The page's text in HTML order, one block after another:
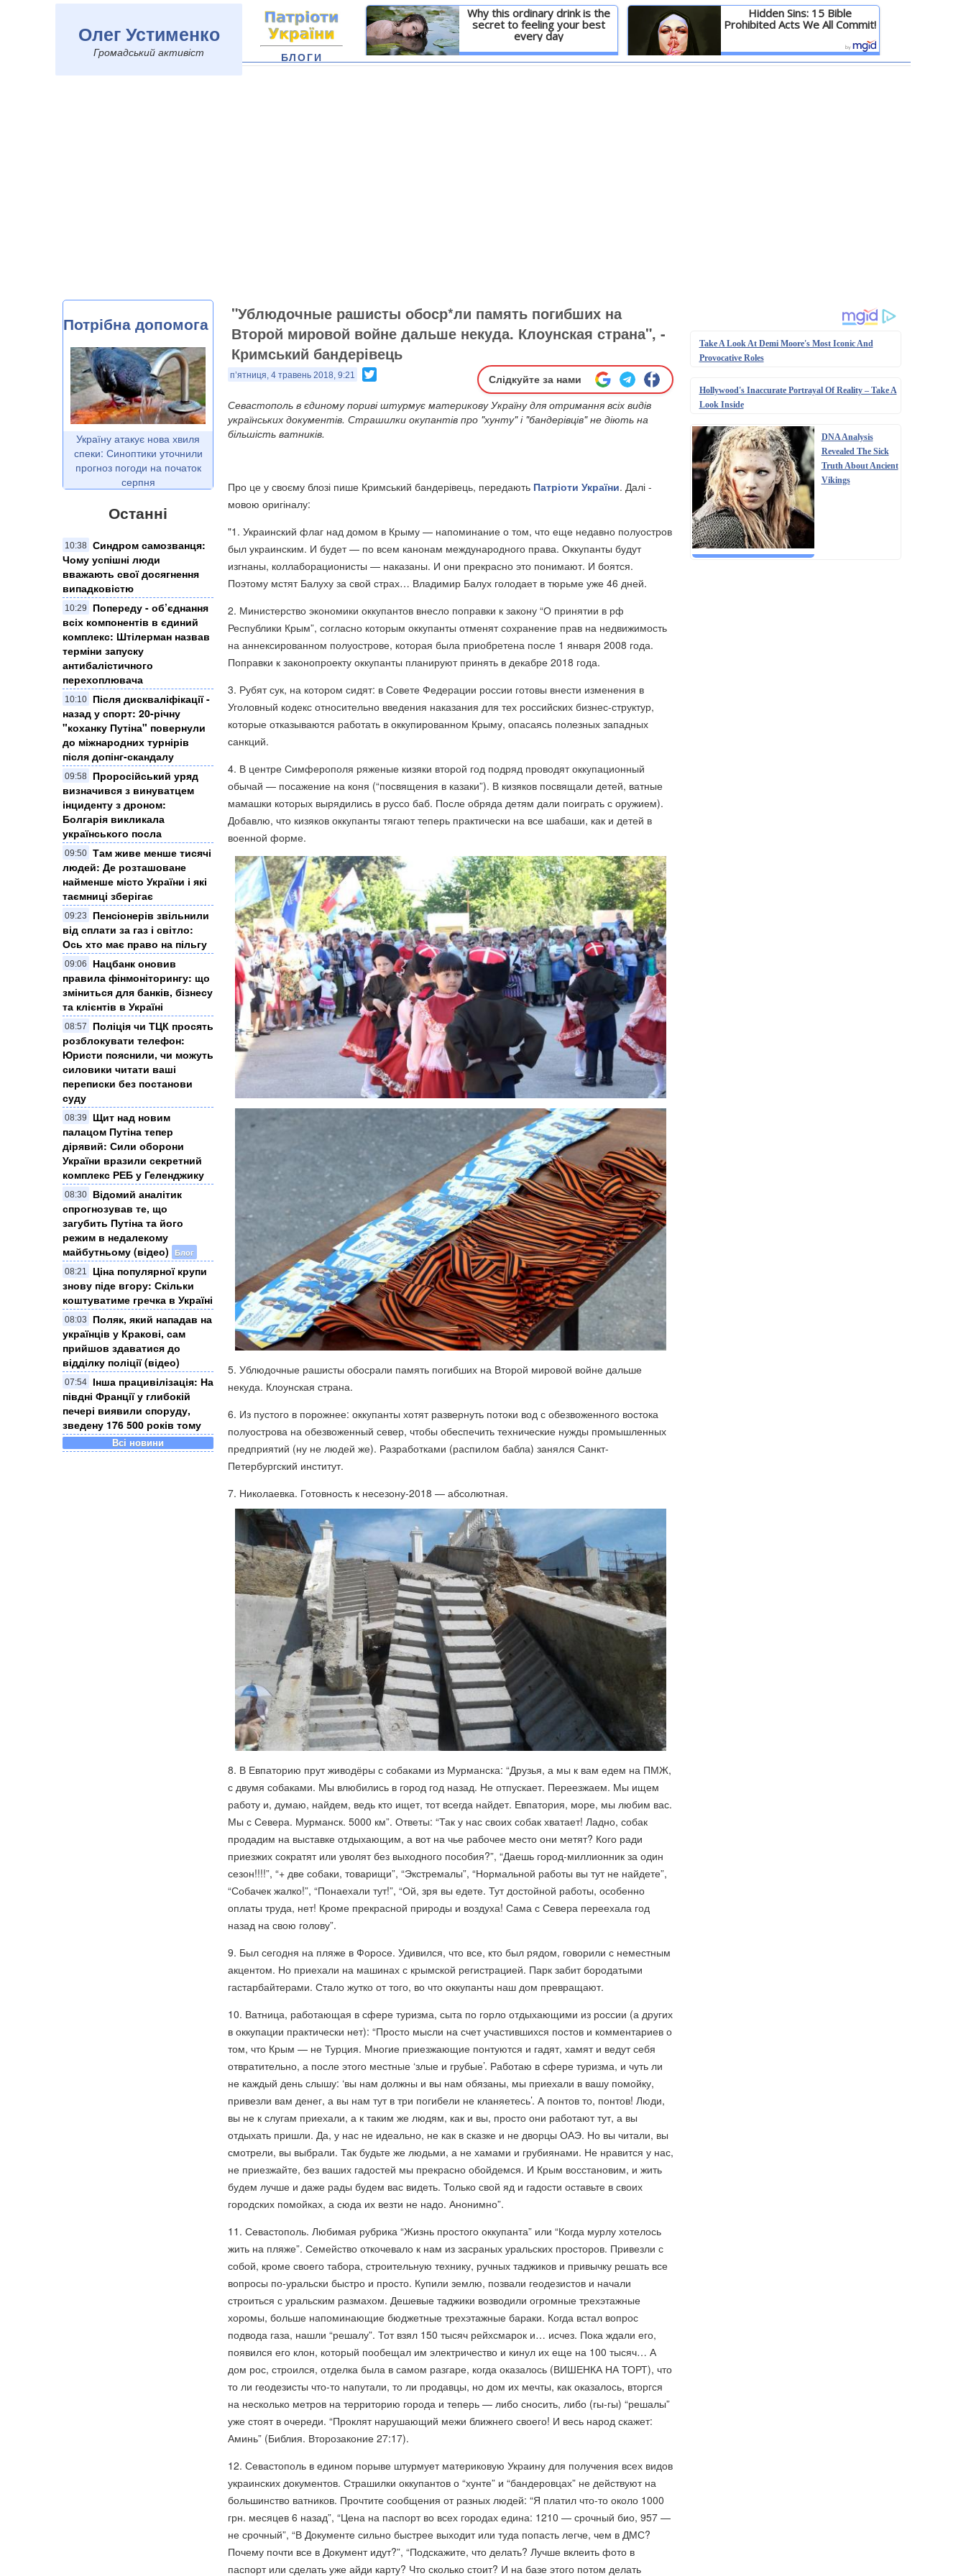
Олег Устименко
Громадський активіст
Why this ordinary drink is the
secret to feeling your best
every day
Детальніше
Hidden Sins: 15 Bible
Prohibited Acts We All Commit!
Детальніше
БЛОГИ
Потрібна допомога
Україну атакує нова хвиля
спеки: Синоптики уточнили
прогноз погоди на початок
серпня
Останні
10:38 Синдром самозванця:
Чому успішні люди
вважають свої досягнення
випадковістю
10:29
Попереду - об’єднання
всіх компонентів в єдиний
комплекс: Штілерман назвав
терміни запуску
антибалістичного
перехоплювача
10:10
Після дискваліфікації -
назад у спорт: 20-річну
"коханку Путіна" повернули
до міжнародних турнірів
після допінг-скандалу
09:58
Проросійський уряд
визначився з винуватцем
інциденту з дроном:
Болгарія викликала
українського посла
09:50 Там живе менше тисячі
людей: Де розташоване
найменше місто України і які
таємниці зберігає
09:23
Пенсіонерів звільнили
від сплати за газ і світло:
Ось хто має право на пільгу
09:06
Нацбанк оновив
правила фінмоніторингу: що
зміниться для банків, бізнесу
та клієнтів в Україні
08:57
Поліція чи ТЦК просять
розблокувати телефон:
Юристи пояснили, чи можуть
силовики читати ваші
переписки без постанови
суду
08:39
Щит над новим
палацом Путіна тепер
дірявий: Сили оборони
України вразили секретний
комплекс РЕБ у Геленджику
08:30
​Відомий аналітик
спрогнозував те, що
загубить Путіна та його
режим в недалекому
майбутньому (відео)
Блог
08:21
Ціна популярної крупи
знову піде вгору: Скільки
коштуватиме гречка в Україні
08:03
Поляк, який нападав на
українців у Кракові, сам
прийшов здаватися до
відділку поліції (відео)
07:54
Інша працивілізація: На
півдні Франції у глибокій
печері виявили споруду,
зведену 176 500 років тому
Всі новини
"Ублюдочные рашисты обоср*ли память погибших на
Второй мировой войне дальше некуда. Клоунская страна", -
Кримський бандерівець
п’ятниця, 4 травень 2018, 9:21 Слідкуйте за нами
Севастополь в єдиному пориві штурмує материкову Україну для отримання всіх видів
українських документів. Страшилки окупантів про "хунту" і "бандерівців" не діють на
більшість ватників.
Про це у своєму блозі пише Кримський бандерівець, передають Патріоти України. Далі -
мовою оригіналу:
"1. Украинский флаг над домом в Крыму — напоминание о том, что еще недавно полуостров
был украинским. И будет — по всем канонам международного права. Оккупанты будут
изгнаны, коллаборационисты — наказаны. И они прекрасно это понимают. И боятся.
Поэтому мстят Балуху за свой страх… Владимир Балух голодает в тюрьме уже 46 дней.
2. Министерство экономики оккупантов внесло поправки к закону “О принятии в рф
Республики Крым”, согласно которым оккупанты отменят сохранение прав на недвижимость
на аннексированном полуострове, которая была приобретена после 1 января 2008 года.
Поправки к законопроекту оккупанты планируют принять в декабре 2018 года.
3. Рубят сук, на котором сидят: в Совете Федерации россии готовы внести изменения в
Уголовный кодекс относительно введения наказания для тех российских бизнес-структур,
которые отказываются работать в оккупированном Крыму, опасаясь полезных западных
санкций.
4. В центре Симферополя ряженые кизяки второй год подряд проводят оккупационный
обычай — посажение на коня (“посвящения в казаки”). В кизяков посвящали детей, ватные
мамашки которых вырядились в руссо баб. После обряда детям дали поиграть с оружием).
Добавлю, что кизяков оккупанты тягают теперь практически на все шабаши, как и детей в
военной форме.
5. Ублюдочные рашисты обосрали память погибших на Второй мировой войне дальше
некуда. Клоунская страна.
6. Из пустого в порожнее: оккупанты хотят развернуть потоки вод с обезвоженного востока
полуострова на обезвоженный север, чтобы обеспечить технические нужды промышленных
предприятий (ну не людей же). Разработками (распилом бабла) занялся Санкт-
Петербургский институт.
7. Николаевка. Готовность к несезону-2018 — абсолютная.
8. В Евпаторию прут живодёры с собаками из Мурманска: “Друзья, а мы к вам едем на ПМЖ,
с двумя собаками. Мы влюбились в город год назад. Не отпускает. Переезжаем. Мы ищем
работу и, думаю, найдем, ведь кто ищет, тот всегда найдет. Евпатория, море, мы любим вас.
Мы с Севера. Мурманск. 5000 км”. Ответы: “Так у нас своих собак хватает! Ладно, собак
продадим на выставке отдыхающим, а вот на чье рабочее место они метят? Кого ради
приезжих сократят или уволят без выходного пособия?”, “Даешь город-миллионник за один
сезон!!!!”, “+ две собаки, товарищи”, “Экстремалы”, “Нормальной работы вы тут не найдете”,
“Собачек жалко!”, “Понаехали тут!”, “Ой, зря вы едете. Тут достойной работы, особенно
оплаты труда, нет! Кроме прекрасной природы и воздуха! Сама с Севера переехала год
назад на свою голову”.
9. Был сегодня на пляже в Форосе. Удивился, что все, кто был рядом, говорили с неместным
акцентом. Но приехали на машинах с крымской регистрацией. Парк забит бородатыми
гастарбайтерами. Стало жутко от того, во что оккупанты наш дом превращают.
10. Ватница, работающая в сфере туризма, сыта по горло отдыхающими из россии (а других
в оккупации практически нет): “Просто мысли на счет участившихся постов и комментариев о
том, что Крым — не Турция. Многие приезжающие понтуются и гадят, хамят и ведут себя
отвратительно, а после этого местные ‘злые и грубые’. Работаю в сфере туризма, и чуть ли
не каждый день слышу: ‘вы нам должны и вы нам обязаны, мы приехали в вашу помойку,
привезли вам денег, а вы нам тут в три погибели не кланяетесь’. А понтов то, понтов! Люди,
вы не к слугам приехали, а к таким же людям, как и вы, просто они работают тут, а вы
отдыхать пришли. Да, у нас не идеально, не как в сказке и не дворцы ОАЭ. Но вы читали, вы
смотрели, вы выбрали. Так будьте же людьми, а не хамами и грубиянами. Не нравится у нас,
не приезжайте, без ваших гадостей мы прекрасно обойдемся. И Крым восстановим, и жить
будем лучше и даже рады будем вас видеть. Только свой яд и гадости оставьте в своих
городских помойках, а сюда их везти не надо. Анонимно”.
11. Севастополь. Любимая рубрика “Жизнь простого оккупанта” или “Когда мурлу хотелось
жить на пляже”. Семейство откочевало к нам из засраных уральских просторов. Привезли с
собой, кроме своего табора, строительную технику, ручных таджиков и привычку решать все
вопросы по-уральски быстро и просто. Купили землю, позвали геодезистов и начали
строиться с уральским размахом. Дешевые таджики возводили огромные трехэтажные
хоромы, больше напоминающие бюджетные трехэтажные бараки. Когда встал вопрос
подвода газа, нашли “решалу”. Тот взял 150 тысяч рейхсмарок и… исчез. Пока ждали его,
появился его клон, который пообещал им электричество и кинул их еще на 100 тысяч… А
дом рос, строился, отделка была в самом разгаре, когда оказалось (ВИШЕНКА НА ТОРТ), что
то ли геодезисты что-то напутали, то ли продавцы, но дом их мечты, как оказалось, вторгся
на несколько метров на территорию города и теперь — либо сносить, либо (гы-гы) “решалы”
уже стоят в очереди. “Проклят нарушающий межи ближнего своего! И весь народ скажет:
Аминь” (Библия. Второзаконие 27:17).
12. Севастополь в едином порыве штурмует материковую Украину для получения всех видов
украинских документов. Страшилки оккупантов о “хунте” и “бандеровцах” не действуют на
большинство ватников. Прочтите сообщения от разных людей: “Я платил что-то около 1000
грн. месяцев 6 назад”, “Цена на паспорт во всех городах едина: 1210 — срочный био, 957 —
не срочный”, “В Документе сильно быстрее выходит или туда попасть легче, чем в ДМС?
Почему почти все в Документ идут?”, “Подскажите, что делать? Лучше вклеить фото в
паспорт или сделать уже айди карту? Что сколько стоит? И на базе этого потом делать
Take A Look At Demi Moore's Most Iconic And
Provocative Roles
Hollywood's Inaccurate Portrayal Of Reality – Take A
Look Inside
DNA Analysis
Revealed The Sick
Truth About Ancient
Vikings